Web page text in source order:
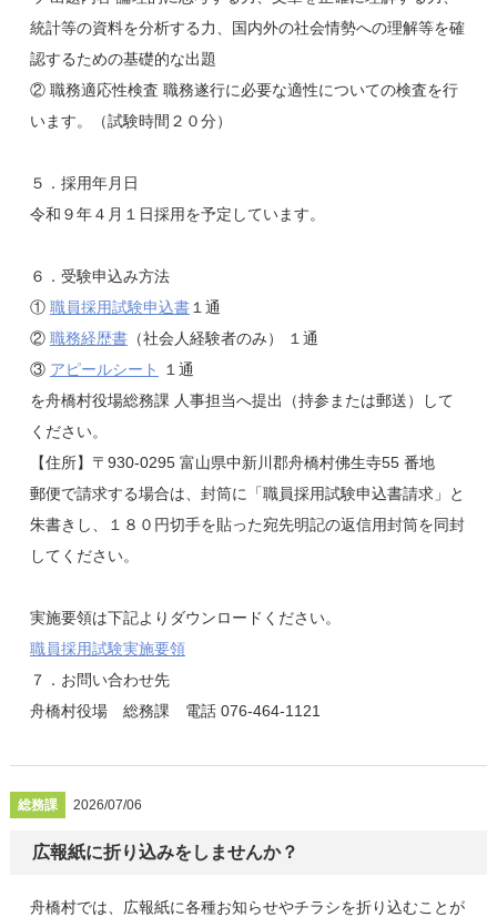
統計等の資料を分析する力、国内外の社会情勢への理解等を確
認するための基礎的な出題
② 職務適応性検査 職務遂行に必要な適性についての検査を行
います。（試験時間２０分）
５．採用年月日
令和９年４月１日採用を予定しています。
６．受験申込み方法
① 職員採用試験申込書１通
② 職務経歴書（社会人経験者のみ） １通
③ アピールシート
１通
を舟橋村役場総務課 人事担当へ提出（持参または郵送）して
ください。
【住所】〒930-0295 富山県中新川郡舟橋村佛生寺55 番地
郵便で請求する場合は、封筒に「職員採用試験申込書請求」と
朱書きし、１８０円切手を貼った宛先明記の返信用封筒を同封
してください。
実施要領は下記よりダウンロードください。
職員採用試験実施要領
７．お問い合わせ先
舟橋村役場 総務課 電話 076-464-1121
総務課 2026/07/06
広報紙に折り込みをしませんか？
舟橋村では、広報紙に各種お知らせやチラシを折り込むことが